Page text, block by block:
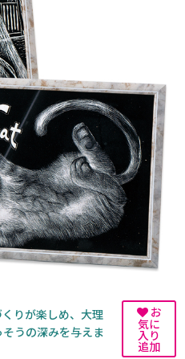
りが楽しめ、大理
うの深みを与えま
お
気に
入り
追加